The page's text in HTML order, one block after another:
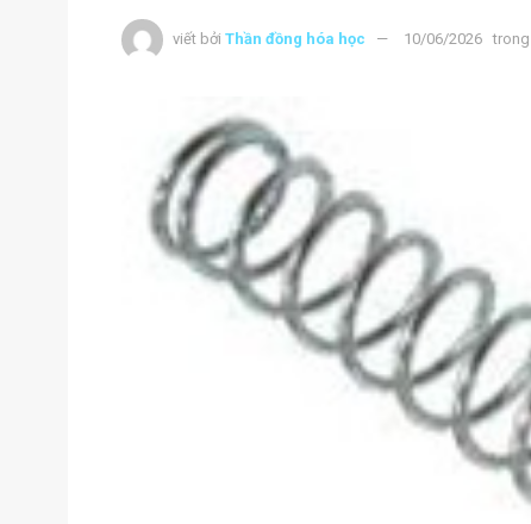
viết bởi Thần đồng hóa học 10/06/2026 trong